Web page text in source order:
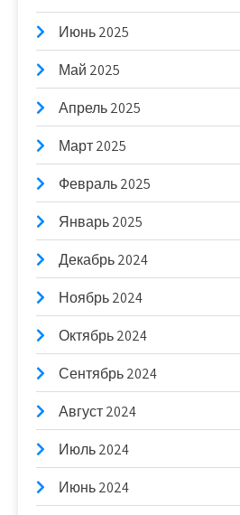
Июнь 2025
Май 2025
Апрель 2025
Март 2025
Февраль 2025
Январь 2025
Декабрь 2024
Ноябрь 2024
Октябрь 2024
Сентябрь 2024
Август 2024
Июль 2024
Июнь 2024